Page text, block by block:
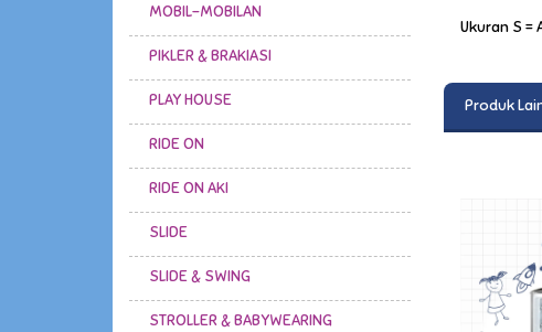
MOBIL-MOBILAN
PIKLER & BRAKIASI
PLAY HOUSE
RIDE ON
RIDE ON AKI
SLIDE
SLIDE & SWING
STROLLER & BABYWEARING
Ukuran S =
Produk